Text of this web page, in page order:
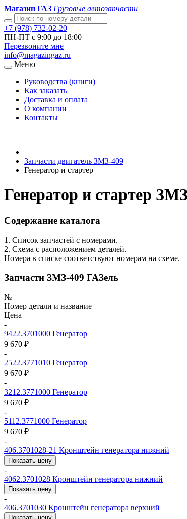
Магазин ГАЗ Грузовые автозапчасти
+7 (978) 732-02-20
ПН-ПТ с 9:00 до 18:00
Перезвоните мне
info@magazingaz.ru
Меню
Руководства (книги)
Как заказать
Доставка и оплата
О компании
Контакты
Запчасти двигатель ЗМЗ-409
Генератор и стартер
Генератор и стартер
Содержание каталога
1. Список запчастей с номерами.
2. Схема с расположением деталей.
Номера в списке соответствуют номерам на схеме.
Запчасти ЗМЗ-409 ГАЗель
№
Номер детали и название
Цена
-
9422.3701000 Генератор
9 670 ₽
-
2522.3771010 Генератор
9 670 ₽
-
3212.3771000 Генератор
9 670 ₽
-
5112.3771000 Генератор
9 670 ₽
-
406.3701028-21 Кронштейн генератора нижний
Показать цену
-
4062.3701028 Кронштейн генератора нижний
Показать цену
-
406.3701030 Кронштейн генератора верхний